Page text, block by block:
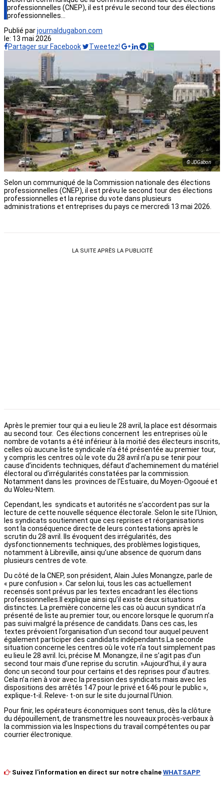
professionnelles (CNEP), il est prévu le second tour des élections
professionnelles…
Publié parjournaldugabon.com
le: 13 mai 2026
Partager sur Facebook
Tweetez!
© JDGabon
Selon un communiqué de la Commission nationale des élections
professionnelles (CNEP), il est prévu le second tour des élections
professionnelles et la reprise du vote dans plusieurs
administrations et entreprises du pays ce mercredi 13 mai 2026.
LA SUITE APRÈS LA PUBLICITÉ
Après le premier tour qui a eu lieu le 28 avril, la place est désormais
au second tour. Ces élections concernent les entreprises où le
nombre de votants a été inférieur à la moitié des électeurs inscrits,
celles où aucune liste syndicale n’a été présentée au premier tour,
y compris les centres où le vote du 28 avril n’a pu se tenir pour
cause d’incidents techniques, défaut d’acheminement du matériel
électoral ou d’irrégularités constatées par la commission.
Notamment dans les provinces de l’Estuaire, du Moyen-Ogooué et
du Woleu-Ntem.
Cependant, les syndicats et autorités ne s’accordent pas sur la
lecture de cette nouvelle séquence électorale. Selon le site l’Union,
les syndicats soutiennent que ces reprises et réorganisations
sont la conséquence directe de leurs contestations après le
scrutin du 28 avril. Ils évoquent des irrégularités, des
dysfonctionnements techniques, des problèmes logistiques,
notamment à Libreville, ainsi qu’une absence de quorum dans
plusieurs centres de vote.
Du côté de la CNEP, son président, Alain Jules Monangze, parle de
« pure confusion ». Car selon lui, tous les cas actuellement
recensés sont prévus par les textes encadrant les élections
professionnelles.Il explique ainsi qu’il existe deux situations
distinctes. La première concerne les cas où aucun syndicat n’a
présenté de liste au premier tour, ou encore lorsque le quorum n’a
pas suivi malgré la présence de candidats. Dans ces cas, les
textes prévoient l’organisation d’un second tour auquel peuvent
également participer des candidats indépendants.La seconde
situation concerne les centres où le vote n’a tout simplement pas
eu lieu le 28 avril. Ici, précise M. Monangze, il ne s’agit pas d’un
second tour mais d’une reprise du scrutin. »Aujourd’hui, il y aura
donc un second tour pour certains et des reprises pour d’autres.
Cela n’a rien à voir avec la pression des syndicats mais avec les
dispositions des arrêtés 147 pour le privé et 646 pour le public »,
explique-t-il. Releve- t-on sur le site du journal l’Union.
Pour finir, les opérateurs économiques sont tenus, dès la clôture
du dépouillement, de transmettre les nouveaux procès-verbaux à
la commission via les Inspections du travail compétentes ou par
courrier électronique.
Suivez l'information en direct sur notre chaîne WHATSAPP